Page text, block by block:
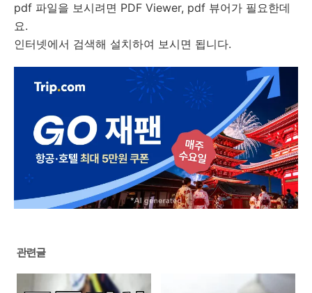
pdf 파일을 보시려면 PDF Viewer, pdf 뷰어가 필요한데
요.
인터넷에서 검색해 설치하여 보시면 됩니다.
관련글